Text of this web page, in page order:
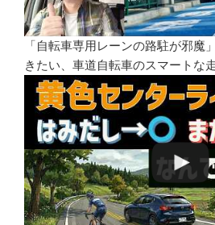
「自転車専用レーンの路駐が邪魔
きたい、車道自転車のスマートな